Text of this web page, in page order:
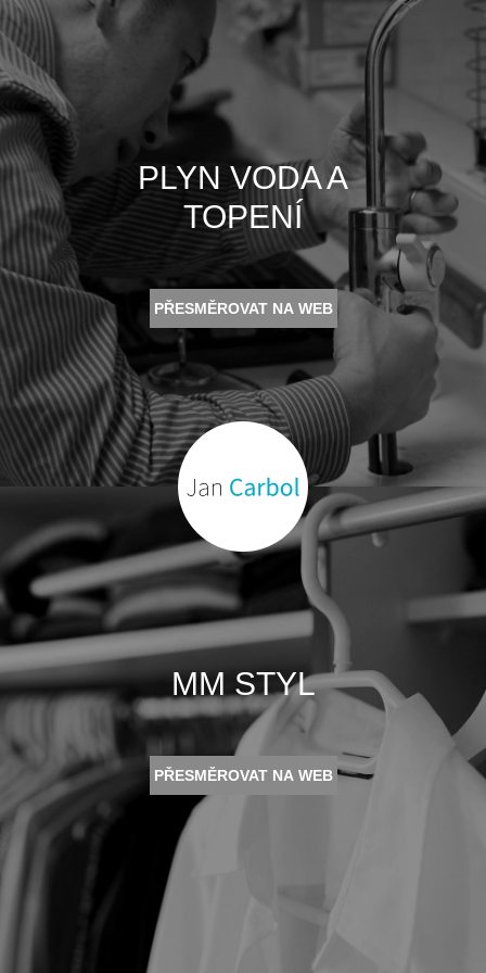
PLYN VODA A
TOPENÍ
PŘESMĚROVAT NA WEB
MM STYL
PŘESMĚROVAT NA WEB